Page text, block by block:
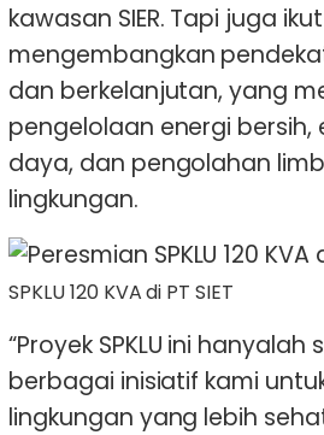
kawasan SIER. Tapi juga ikut
mengembangkan
dan berkelanjutan, yang
pengelolaan energi bersih,
daya, dan pengolahan
lingkungan.
SPKLU 120 KVA di PT SIET
“Proyek SPKLU ini
berbagai inisiatif kami
lingkungan yang lebih